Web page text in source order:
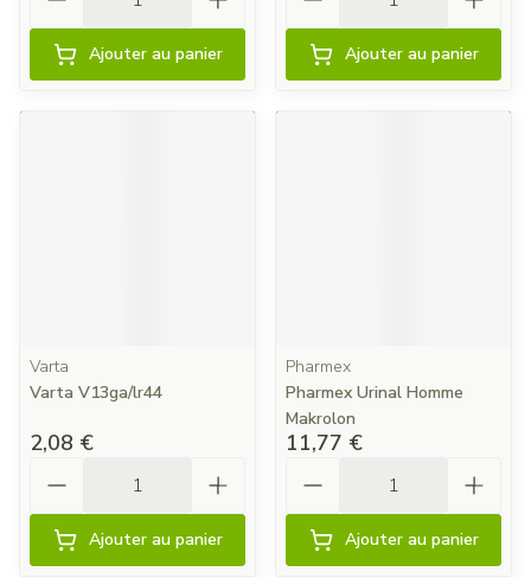
Ajouter au panier Ajouter au panier
Varta
Varta V13ga/lr44
2,08 €
Ajouter au panier
Pharmex
Pharmex Urinal Homme
Makrolon
11,77 €
Ajouter au panier